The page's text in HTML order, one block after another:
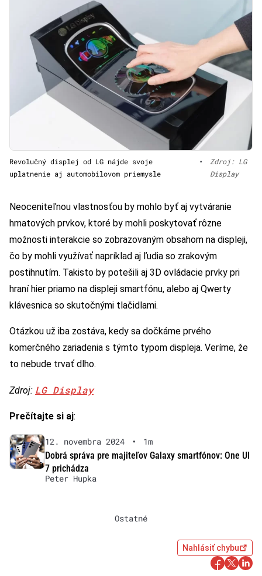
Revolučný displej od LG nájde svoje
uplatnenie aj automobilovom priemysle
•
Zdroj: LG
Display
Neoceniteľnou vlastnosťou by mohlo byť aj vytváranie
hmatových prvkov, ktoré by mohli poskytovať rôzne
možnosti interakcie so zobrazovaným obsahom na displeji,
čo by mohli využívať napríklad aj ľudia so zrakovým
postihnutím. Takisto by potešili aj 3D ovládacie prvky pri
hraní hier priamo na displeji smartfónu, alebo aj Qwerty
klávesnica so skutočnými tlačidlami.
Otázkou už iba zostáva, kedy sa dočkáme prvého
komerčného zariadenia s týmto typom displeja. Veríme, že
to nebude trvať dlho.
Zdroj: LG Display
Prečítajte si aj:
12. novembra 2024 •
1m
Dobrá správa pre majiteľov Galaxy smartfónov: One UI
7 prichádza
Peter Hupka
Ostatné
Nahlásiť chybu